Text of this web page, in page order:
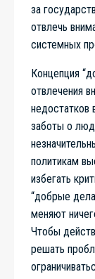
за
отвлечь
системных
Концепция
отвлечения
недостатков
заботы о
политикам
избегать
“добрые
меняют
Чтобы
решать